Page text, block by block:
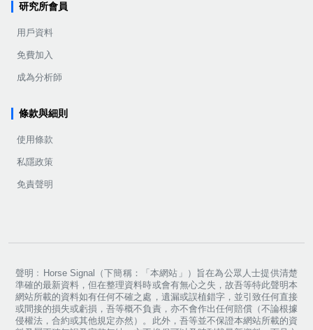
研究所會員
用戶資料
免費加入
成為分析師
條款與細則
使用條款
私隱政策
免責聲明
聲明﹕Horse Signal（下簡稱：「本網站」）旨在為公眾人士提供清楚
準確的最新資料，但在整理資料時或會有無心之失，故吾等特此聲明本
網站所載的資料如有任何不確之處，遺漏或誤植錯字，並引致任何直接
或間接的損失或虧損，吾等概不負責，亦不會作出任何賠償（不論根據
侵權法，合約或其他規定亦然）。此外，吾等並不保證本網站所載的資